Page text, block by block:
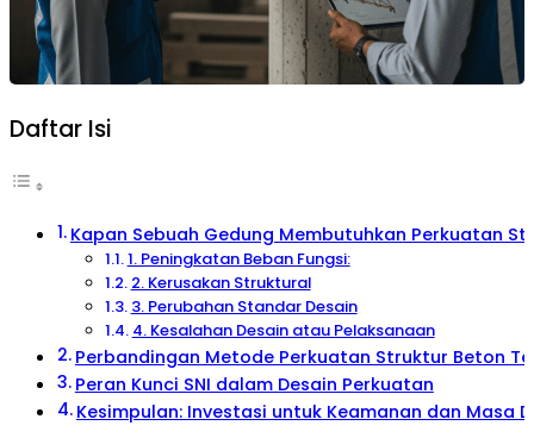
Daftar Isi
Kapan Sebuah Gedung Membutuhkan Perkuatan
1. Peningkatan Beban Fungsi:
2. Kerusakan Struktural
3. Perubahan Standar Desain
4. Kesalahan Desain atau Pelaksanaan
Perbandingan Metode Perkuatan Struktur Beton
Peran Kunci SNI dalam Desain Perkuatan
Kesimpulan: Investasi untuk Keamanan dan Masa